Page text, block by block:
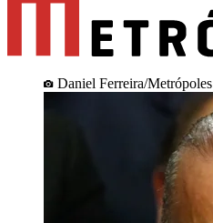
Daniel Ferreira/Metrópoles